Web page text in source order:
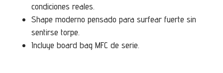
condiciones reales.
Shape moderno pensado para surfear fuerte sin
sentirse torpe.
Incluye board bag MFC de serie.